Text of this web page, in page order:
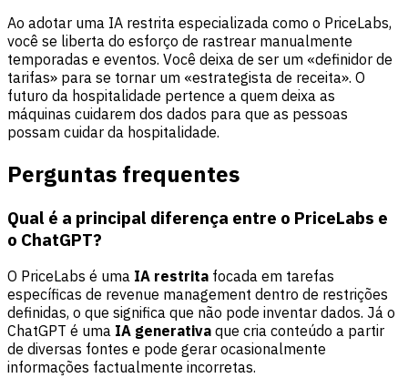
Ao adotar uma IA restrita especializada como o PriceLabs,
você se liberta do esforço de rastrear manualmente
temporadas e eventos. Você deixa de ser um «definidor de
tarifas» para se tornar um «estrategista de receita». O
futuro da hospitalidade pertence a quem deixa as
máquinas cuidarem dos dados para que as pessoas
possam cuidar da hospitalidade.
Perguntas frequentes
Qual é a principal diferença entre o PriceLabs e
o ChatGPT?
O PriceLabs é uma IA restrita focada em tarefas
específicas de revenue management dentro de restrições
definidas, o que significa que não pode inventar dados. Já o
ChatGPT é uma IA generativa que cria conteúdo a partir
de diversas fontes e pode gerar ocasionalmente
informações factualmente incorretas.